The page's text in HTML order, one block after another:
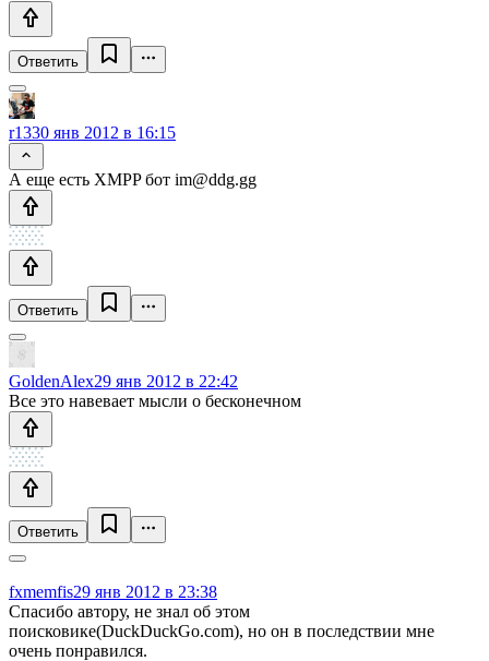
Ответить
r1330 янв 2012 в 16:15
А еще есть XMPP бот im@ddg.gg
Ответить
GoldenAlex29 янв 2012 в 22:42
Все это навевает мысли о бесконечном
Ответить
fxmemfis29 янв 2012 в 23:38
Спасибо автору, не знал об этом
поисковике(DuckDuckGo.com), но он в последствии мне
очень понравился.